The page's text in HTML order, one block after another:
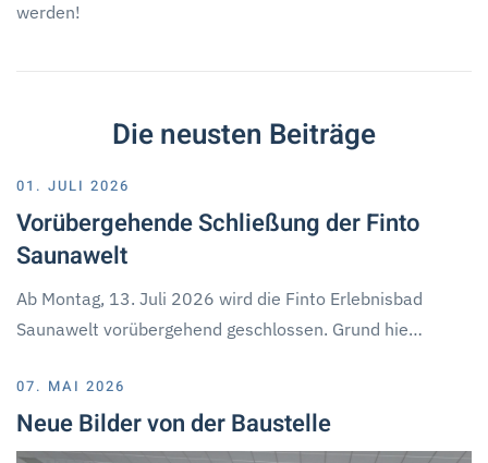
werden!
Die neusten Beiträge
01. JULI 2026
Vorübergehende Schließung der Finto
Saunawelt
Ab Montag, 13. Juli 2026 wird die Finto Erlebnisbad
Saunawelt vorübergehend geschlossen. Grund hie…
07. MAI 2026
Neue Bilder von der Baustelle